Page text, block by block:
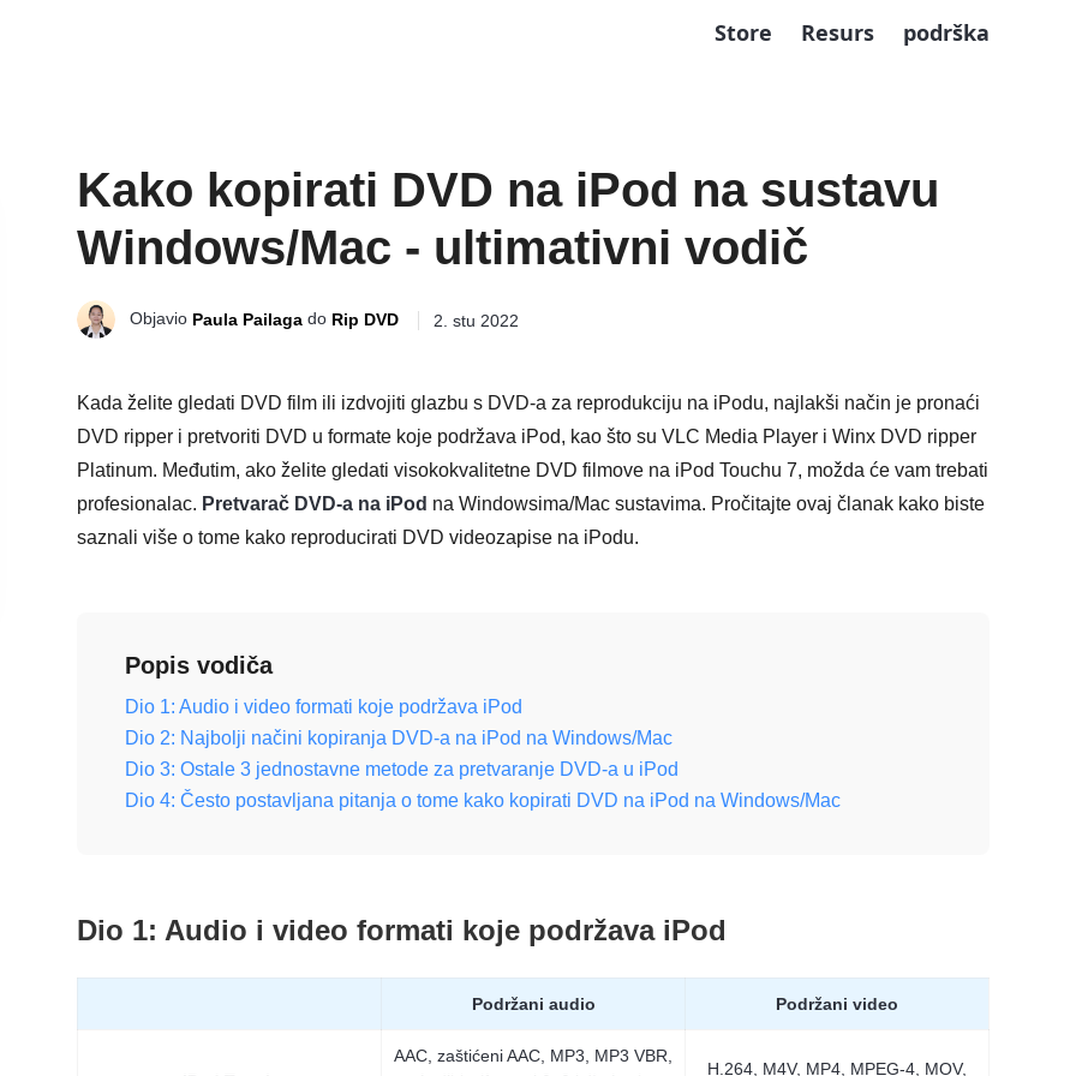
Store Resurs podrška
Kako kopirati DVD na iPod na sustavu
Windows/Mac - ultimativni vodič
Objavio Paula Pailaga do Rip DVD 2. stu 2022
Kada želite gledati DVD film ili izdvojiti glazbu s DVD-a za reprodukciju na iPodu, najlakši način je pronaći
DVD ripper i pretvoriti DVD u formate koje podržava iPod, kao što su VLC Media Player i Winx DVD ripper
Platinum. Međutim, ako želite gledati visokokvalitetne DVD filmove na iPod Touchu 7, možda će vam trebati
profesionalac. Pretvarač DVD-a na iPod na Windowsima/Mac sustavima. Pročitajte ovaj članak kako biste
saznali više o tome kako reproducirati DVD videozapise na iPodu.
Popis vodiča
Dio 1: Audio i video formati koje podržava iPod
Dio 2: Najbolji načini kopiranja DVD-a na iPod na Windows/Mac
Dio 3: Ostale 3 jednostavne metode za pretvaranje DVD-a u iPod
Dio 4: Često postavljana pitanja o tome kako kopirati DVD na iPod na Windows/Mac
Dio 1: Audio i video formati koje podržava iPod
Podržani audio Podržani video
AAC, zaštićeni AAC, MP3, MP3 VBR,
H.264, M4V, MP4, MPEG-4, MOV,